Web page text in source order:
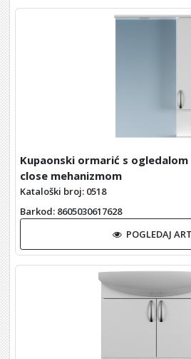
Kupaonski ormarić s ogledalom
close mehanizmom
Kataloški broj: 0518
Barkod: 8605030617628
POGLEDAJ